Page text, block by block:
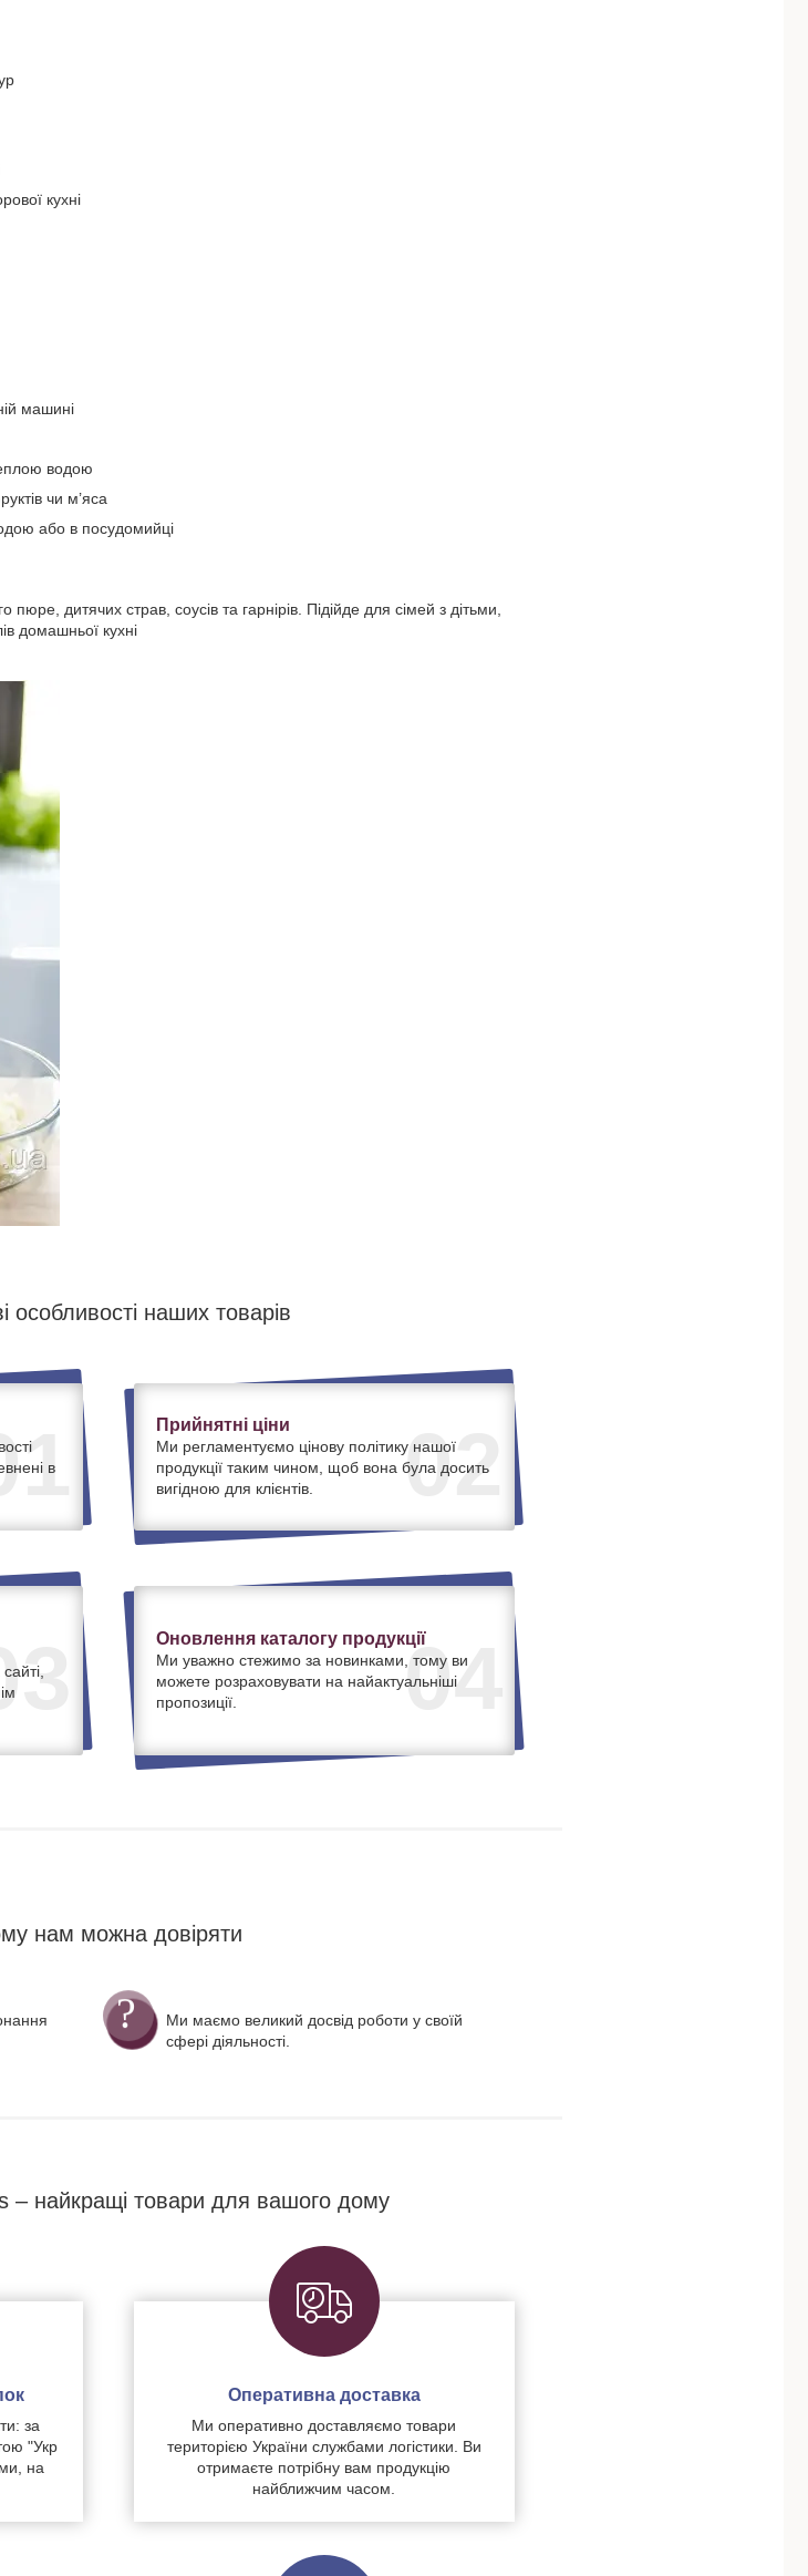
кухні
машині
водою
чи м’яса
або в посудомийці
дитячих страв, соусів та гарнірів. Підійде для сімей з дітьми,
домашньої кухні
особливості наших товарів
в
02
Прийнятні ціни
Ми регламентуємо цінову політику нашої
продукції таким чином, щоб вона була досить
вигідною для клієнтів.
04
Оновлення каталогу продукції
Ми уважно стежимо за новинками, тому ви
можете розраховувати на найактуальніші
пропозиції.
нам можна довіряти
Ми маємо великий досвід роботи у своїй
сфері діяльності.
– найкращі товари для вашого дому
за
"Укр
на
Оперативна доставка
Ми оперативно доставляємо товари
територією України службами логістики. Ви
отримаєте потрібну вам продукцію
найближчим часом.